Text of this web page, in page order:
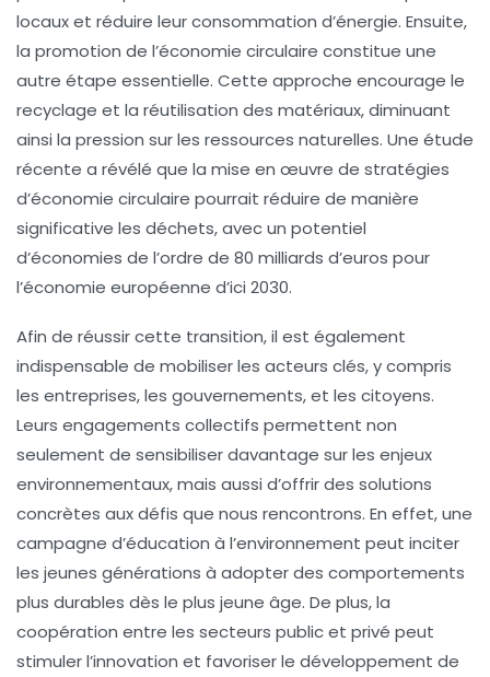
locaux et réduire leur consommation d’énergie. Ensuite,
la promotion de l’économie circulaire constitue une
autre étape essentielle. Cette approche encourage le
recyclage et la réutilisation des matériaux, diminuant
ainsi la pression sur les ressources naturelles. Une étude
récente a révélé que la mise en œuvre de stratégies
d’économie circulaire pourrait réduire de manière
significative les déchets, avec un potentiel
d’économies de l’ordre de 80 milliards d’euros pour
l’économie européenne d’ici 2030.
Afin de réussir cette transition, il est également
indispensable de mobiliser les acteurs clés, y compris
les entreprises, les gouvernements, et les citoyens.
Leurs engagements collectifs permettent non
seulement de sensibiliser davantage sur les enjeux
environnementaux, mais aussi d’offrir des solutions
concrètes aux défis que nous rencontrons. En effet, une
campagne d’éducation à l’environnement peut inciter
les jeunes générations à adopter des comportements
plus durables dès le plus jeune âge. De plus, la
coopération entre les secteurs public et privé peut
stimuler l’innovation et favoriser le développement de